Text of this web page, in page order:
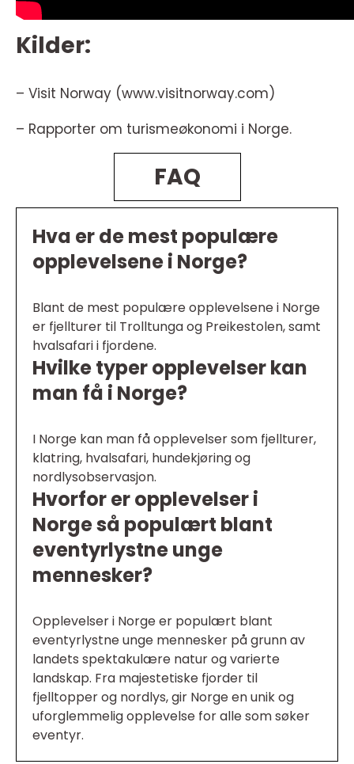
Kilder:
– Visit Norway (www.visitnorway.com)
– Rapporter om turismeøkonomi i Norge.
FAQ
Hva er de mest populære
opplevelsene i Norge?
Blant de mest populære opplevelsene i Norge
er fjellturer til Trolltunga og Preikestolen, samt
hvalsafari i fjordene.
Hvilke typer opplevelser kan
man få i Norge?
I Norge kan man få opplevelser som fjellturer,
klatring, hvalsafari, hundekjøring og
nordlysobservasjon.
Hvorfor er opplevelser i
Norge så populært blant
eventyrlystne unge
mennesker?
Opplevelser i Norge er populært blant
eventyrlystne unge mennesker på grunn av
landets spektakulære natur og varierte
landskap. Fra majestetiske fjorder til
fjelltopper og nordlys, gir Norge en unik og
uforglemmelig opplevelse for alle som søker
eventyr.